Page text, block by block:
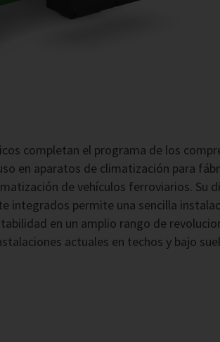
completan el programa de los
en aparatos de climatización para
de vehículos ferroviarios. Su
integrados permite una sencilla
en un amplio rango de
actuales en techos y bajo